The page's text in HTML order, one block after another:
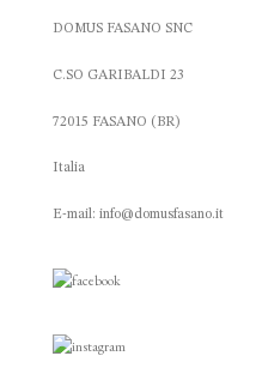
DOMUS FASANO SNC
C.SO GARIBALDI 23
72015 FASANO (BR)
Italia
E-mail: info@domusfasano.it